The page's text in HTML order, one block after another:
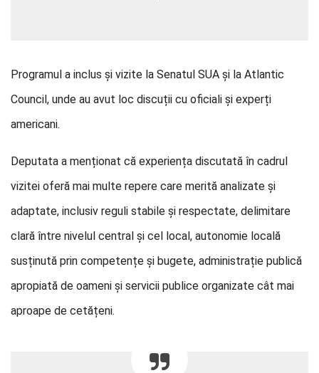
Programul a inclus și vizite la Senatul SUA și la Atlantic
Council, unde au avut loc discuții cu oficiali și experți
americani.
Deputata a menționat că experiența discutată în cadrul
vizitei oferă mai multe repere care merită analizate și
adaptate, inclusiv reguli stabile și respectate, delimitare
clară între nivelul central și cel local, autonomie locală
susținută prin competențe și bugete, administrație publică
apropiată de oameni și servicii publice organizate cât mai
aproape de cetățeni.